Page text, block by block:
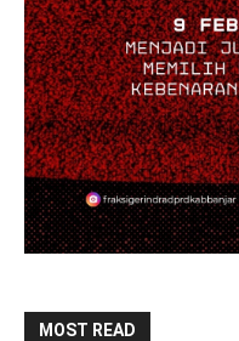
MOST READ